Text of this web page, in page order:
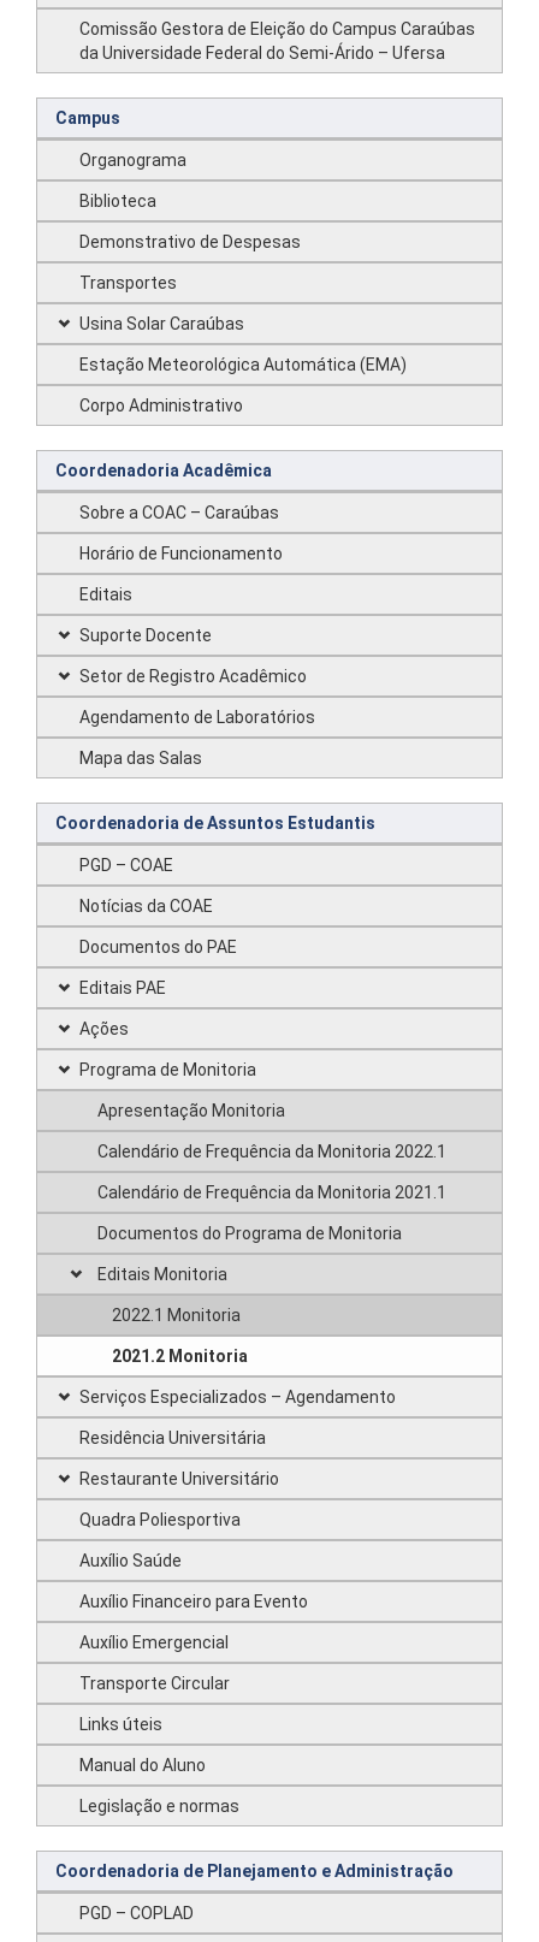
Comissão Gestora de Eleição do Campus Caraúbas
da Universidade Federal do Semi-Árido – Ufersa
Campus
Organograma
Biblioteca
Demonstrativo de Despesas
Transportes
Usina Solar Caraúbas
Estação Meteorológica Automática (EMA)
Corpo Administrativo
Coordenadoria Acadêmica
Sobre a COAC – Caraúbas
Horário de Funcionamento
Editais
Suporte Docente
Setor de Registro Acadêmico
Agendamento de Laboratórios
Mapa das Salas
Coordenadoria de Assuntos Estudantis
PGD – COAE
Notícias da COAE
Documentos do PAE
Editais PAE
Ações
Programa de Monitoria
Apresentação Monitoria
Calendário de Frequência da Monitoria 2022.1
Calendário de Frequência da Monitoria 2021.1
Documentos do Programa de Monitoria
Editais Monitoria
2022.1 Monitoria
2021.2 Monitoria
Serviços Especializados – Agendamento
Residência Universitária
Restaurante Universitário
Quadra Poliesportiva
Auxílio Saúde
Auxílio Financeiro para Evento
Auxílio Emergencial
Transporte Circular
Links úteis
Manual do Aluno
Legislação e normas
Coordenadoria de Planejamento e Administração
PGD – COPLAD